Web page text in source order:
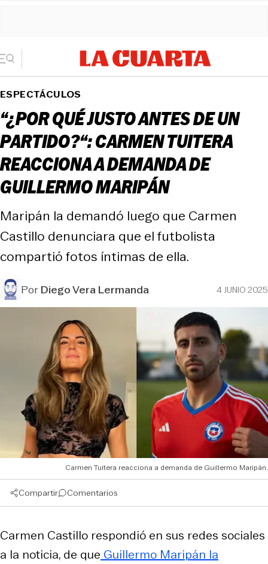
ESPECTÁCULOS
“¿POR QUÉ JUSTO ANTES DE UN
PARTIDO?“: CARMEN TUITERA
REACCIONA A DEMANDA DE
GUILLERMO MARIPÁN
Maripán la demandó luego que Carmen
Castillo denunciara que el futbolista
compartió fotos íntimas de ella.
PorDiego Vera Lermanda 4 JUNIO 2025
Carmen Tuitera reacciona a demanda de Guillermo Maripán.
Compartir Comentarios
Carmen Castillo respondió en sus redes sociales
a la noticia, de que Guillermo Maripán la